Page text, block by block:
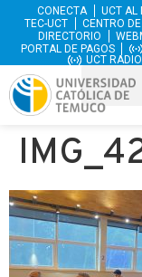
CONECTA
UCT AL
TEC-UCT
CENTRO
DIRECTORIO
PORTAL DE PAGOS
UCT RADIO